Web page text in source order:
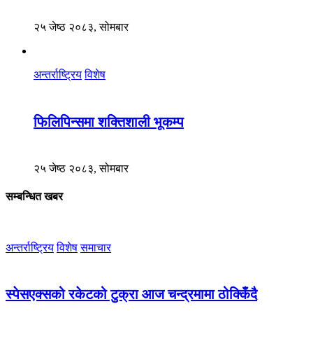
२५ जेष्ठ २०८३, सोमबार
अन्तर्राष्ट्रिय विशेष
फिलिपिन्समा शक्तिशाली भूकम्प
२५ जेष्ठ २०८३, सोमबार
सम्बन्धित खबर
अन्तर्राष्ट्रिय विशेष समाचार
स्पेसएक्सको रकेटको टुक्रा आज चन्द्रमामा ठोक्किँदै